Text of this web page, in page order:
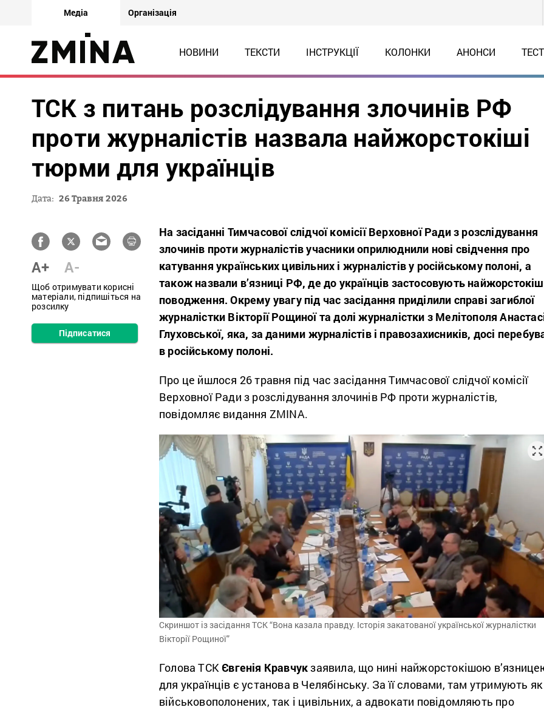
Медіа Організація
НОВИНИ ТЕКСТИ ІНСТРУКЦІЇ КОЛОНКИ АНОНСИ
ТСК з питань розслідування злочинів РФ
проти журналістів назвала найжорстокіші
тюрми для українців
Дата: 26 Травня 2026
A+ A-
Щоб отримувати корисні
матеріали, підпишіться на
розсилку
Підписатися
На засіданні Тимчасової слідчої комісії Верховної Ради з розслідування
злочинів проти журналістів учасники оприлюднили нові свідчення про
катування українських цивільних і журналістів у російському полоні, а
також назвали в’язниці РФ, де до українців застосовують
поводження. Окрему увагу під час засідання приділили справі загиблої
журналістки Вікторії Рощиноїта долі журналістки з Мелітополя
Глуховської, яка, за даними журналістів і правозахисників, досі
в російському полоні.
Про це йшлося 26 травня під час засідання Тимчасової слідчої комісії
Верховної Ради з розслідування злочинів РФ проти журналістів,
повідомляє видання ZMINA.
Скриншот із засідання ТСК “Вона казала правду. Історія закатованої української журналістки
Вікторії Рощиної”
Голова ТСК Євгенія Кравчукзаявила, що нині найжорстокішою
для українців є установа в Челябінську. За її словами, там утримують як
військовополонених, так і цивільних, а адвокати повідомляють про